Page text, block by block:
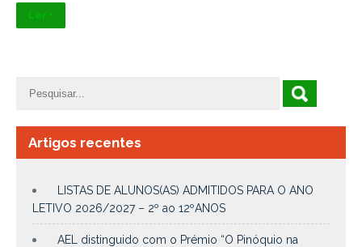
Ler +
Artigos recentes
LISTAS DE ALUNOS(AS) ADMITIDOS PARA O ANO
LETIVO 2026/2027 – 2º ao 12ºANOS
AEL distinguido com o Prémio “O Pinóquio na